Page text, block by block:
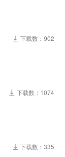
下载数：902
下载数：1074
下载数：335